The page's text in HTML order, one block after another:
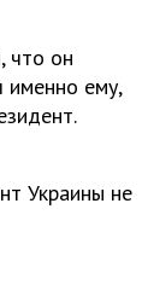
что он
именно ему,
Украины не